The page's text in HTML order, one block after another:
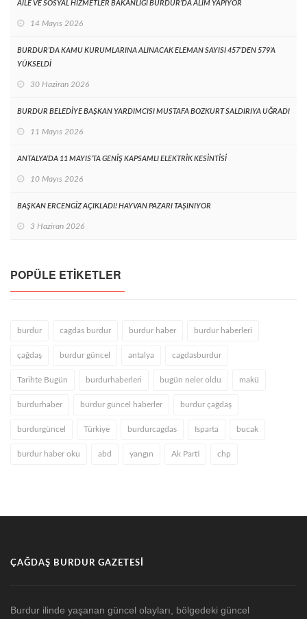
AİLE VE SOSYAL HİZMETLER BAKANLIĞI BURDUR’DA ALIM YAPIYOR
14 Mayıs 2026
BURDUR’DA KAMU KURUMLARINA ALINACAK ELEMAN SAYISI 457’DEN 579’A
YÜKSELDİ
30 Haziran 2026
BURDUR BELEDİYE BAŞKAN YARDIMCISI MUSTAFA BOZKURT SALDIRIYA UĞRADI
11 Mayıs 2026
ANTALYA’DA 11 MAYIS’TA GENİŞ KAPSAMLI ELEKTRİK KESİNTİSİ
10 Mayıs 2026
BAŞKAN ERCENGİZ AÇIKLADI! HAYVAN PAZARI TAŞINIYOR
3 Haziran 2026
POPÜLE ETIKETLER
burdur cagdas burdur burdur haber burdur haberleri
çağdaş burdur güncel antalya cagdasburdur
Tarihte Bugün burdurhaberleri bugün neler oldu makü
burdurhaber burdur güncel haberler burdur çağdaş
burdurgüncel Türkiye burdurcagdas Isparta bucak
burdur haber oku abd yangın Ak Parti chp
ÇAĞDAŞ BURDUR GAZETESI
Burdur ilinde yaşanan güncel olayları, bölgedeki güncel